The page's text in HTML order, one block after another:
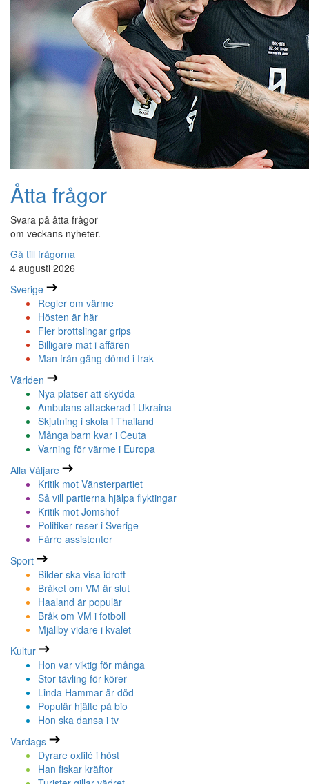
Åtta frågor
Svara på åtta frågor
om veckans nyheter.
Gå till frågorna
4 augusti 2026
Sverige
Regler om värme
Hösten är här
Fler brottslingar grips
Billigare mat i affären
Man från gäng dömd i Irak
Världen
Nya platser att skydda
Ambulans attackerad i Ukraina
Skjutning i skola i Thailand
Många barn kvar i Ceuta
Varning för värme i Europa
Alla Väljare
Kritik mot Vänsterpartiet
Så vill partierna hjälpa flyktingar
Kritik mot Jomshof
Politiker reser i Sverige
Färre assistenter
Sport
Bilder ska visa idrott
Bråket om VM är slut
Haaland är populär
Bråk om VM i fotboll
Mjällby vidare i kvalet
Kultur
Hon var viktig för många
Stor tävling för körer
Linda Hammar är död
Populär hjälte på bio
Hon ska dansa i tv
Vardags
Dyrare oxfilé i höst
Han fiskar kräftor